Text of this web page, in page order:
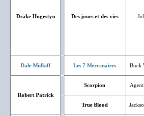
Drake Hogestyn Des jours et des vies
Dale Midkiff Les 7 Mercenaires Buck
Robert Patrick
Scorpion
True Blood